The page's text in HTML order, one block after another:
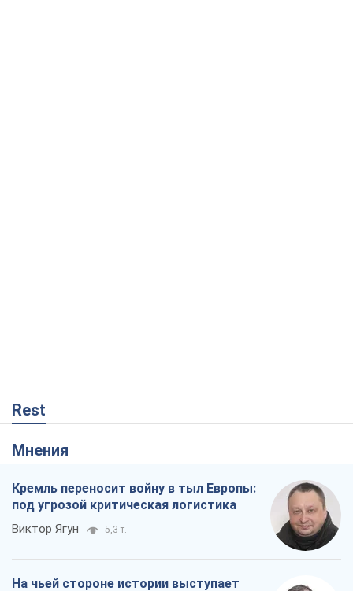
Rest
Мнения
Кремль переносит войну в тыл Европы:
под угрозой критическая логистика
Виктор Ягун 5,3 т.
На чьей стороне истории выступает